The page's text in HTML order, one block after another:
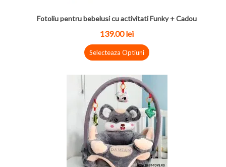
Fotoliu pentru bebelusi cu activitati Funky + Cadou
139.00lei
Selecteaza Optiuni